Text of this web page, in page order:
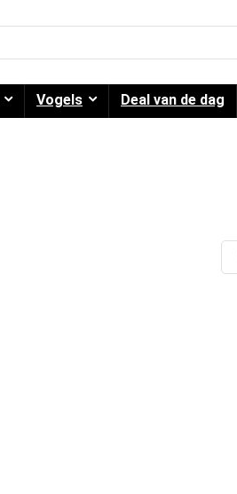
Vogels Deal van de dag